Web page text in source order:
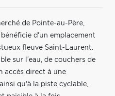
de Pointe-au-Père,
d'un emplacement
fleuve Saint-Laurent.
sur l'eau, de couchers de
accès direct à une
qu'à la piste cyclable,